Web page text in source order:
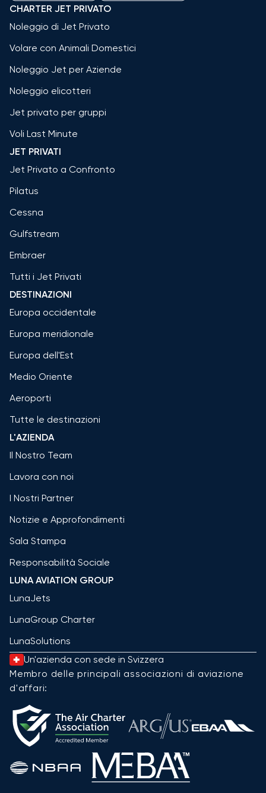
CHARTER JET PRIVATO
Noleggio di Jet Privato
Volare con Animali Domestici
Noleggio Jet per Aziende
Noleggio elicotteri
Jet privato per gruppi
Voli Last Minute
JET PRIVATI
Jet Privato a Confronto
Pilatus
Cessna
Gulfstream
Embraer
Tutti i Jet Privati
DESTINAZIONI
Europa occidentale
Europa meridionale
Europa dell'Est
Medio Oriente
Aeroporti
Tutte le destinazioni
L'AZIENDA
Il Nostro Team
Lavora con noi
I Nostri Partner
Notizie e Approfondimenti
Sala Stampa
Responsabilità Sociale
LUNA AVIATION GROUP
LunaJets
LunaGroup Charter
LunaSolutions
Un'azienda con sede in Svizzera
Membro delle principali associazioni di aviazione
d'affari: